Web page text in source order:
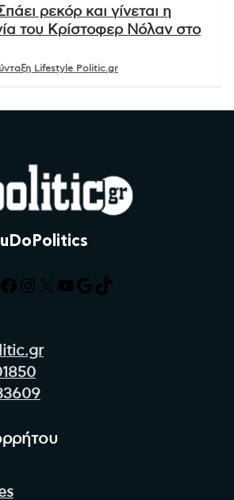
ρεκόρ και γίνεται η
του Κρίστοφερ Νόλαν στο
Lifestyle Politic.gr
Facebook
Instagram
X YouTube
Google
TikTok